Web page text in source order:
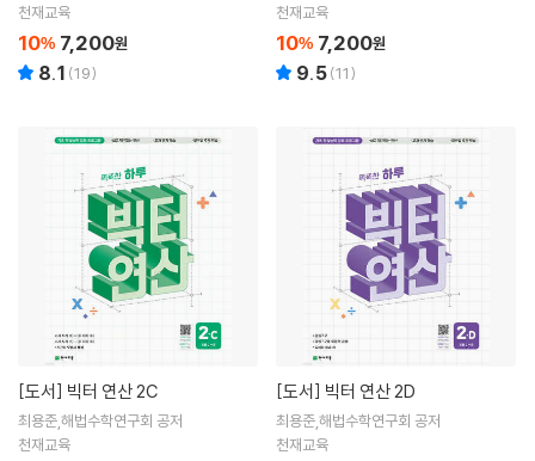
천재교육
10% 7,200원
8.1 (19)
천재교육
10% 7,200원
9.5(11)
[도서] 빅터 연산 2C
최용준,해법수학연구회 공저
천재교육
[도서] 빅터 연산 2D
최용준,해법수학연구회 공저
천재교육